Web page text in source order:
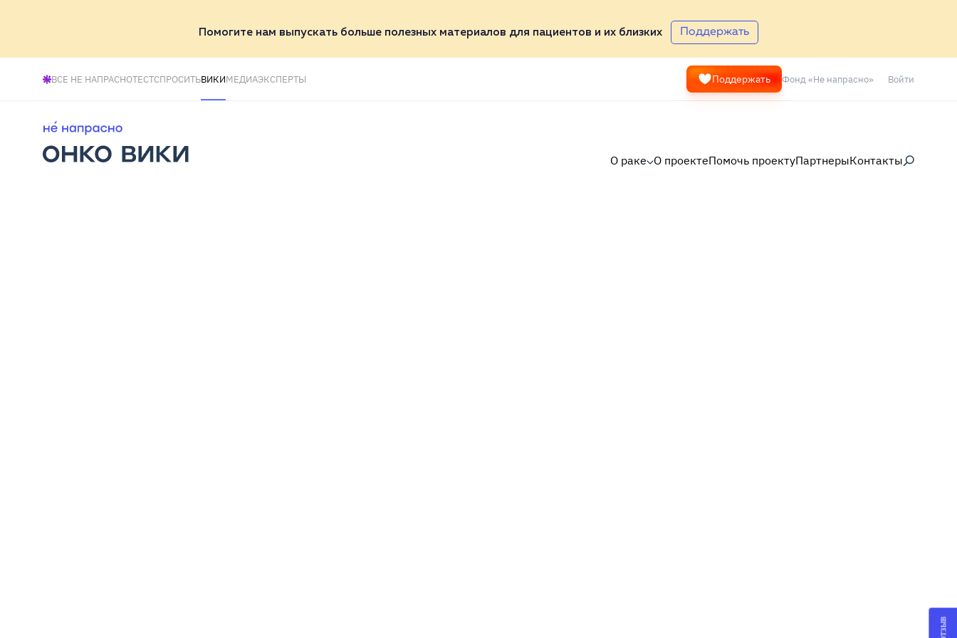
Помогите нам выпускать больше полезных материалов для пациентов и их близких Поддержать
ВСЕ НЕ НАПРАСНОТЕСТСПРОСИТЬВИКИМЕДИАЭКСПЕРТЫ Поддержать Фонд «Не напрасно» Войти
О раке О проектеПомочь проектуПартнерыКонтакты